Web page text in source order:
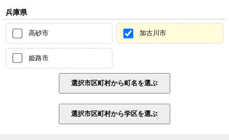
兵庫県
高砂市 加古川市
姫路市